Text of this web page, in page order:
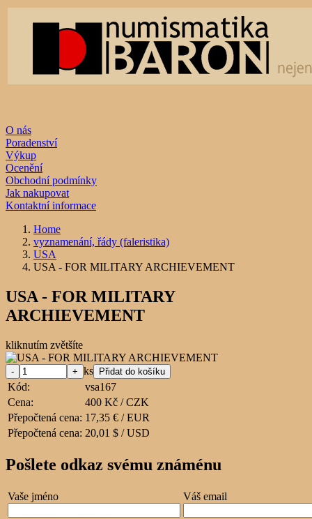
O nás
Poradenství
Výkup
Ocenění
Obchodní podmínky
Jak nakupovat
Kontaktní informace
Home
vyznamenání, řády (faleristika)
USA
USA - FOR MILITARY ARCHIEVEMENT
USA - FOR MILITARY
ARCHIEVEMENT
kliknutím zvětšíte
ks
Kód:
vsa167
Cena:
400 Kč / CZK
Přepočtená cena: 17,35 € / EUR
Přepočtená cena: 20,01 $ / USD
Pošlete odkaz svému známénu
Vaše jméno Váš email